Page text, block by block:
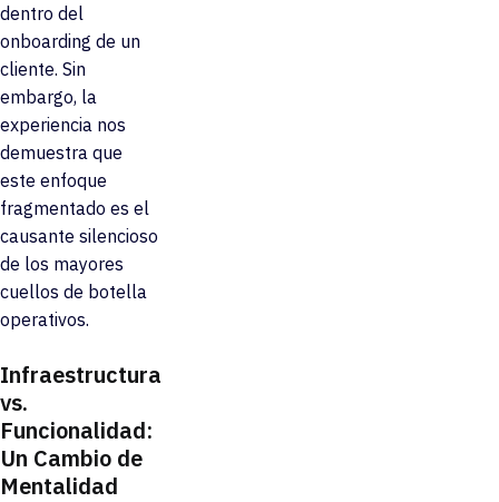
dentro del
onboarding de un
cliente. Sin
embargo, la
experiencia nos
demuestra que
este enfoque
fragmentado es el
causante silencioso
de los mayores
cuellos de botella
operativos.
Infraestructura
vs.
Funcionalidad:
Un Cambio de
Mentalidad